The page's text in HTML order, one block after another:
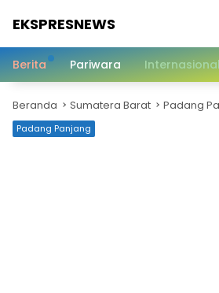
EKSPRESNEWS
Dalam
Berita Pariwara Internasional
Beranda Sumatera Barat Padang
Padang Panjang